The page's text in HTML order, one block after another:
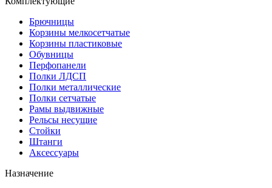
Брючницы
Корзины мелкосетчатые
Корзины пластиковые
Обувницы
Перфопанели
Полки ЛДСП
Полки металлические
Полки сетчатые
Рамы выдвижные
Рельсы несущие
Стойки
Штанги
Аксессуары
Назначение